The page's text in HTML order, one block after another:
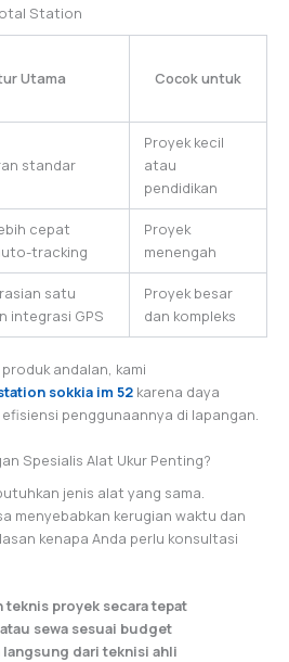
Station
Utama Cocok untuk
standar
Proyek kecil
atau
pendidikan
cepat
tracking
Proyek
menengah
satu
integrasi GPS
Proyek besar
dan kompleks
andalan, kami
sokkia im 52 karena daya
penggunaannya di lapangan.
Spesialis Alat Ukur Penting?
jenis alat yang sama.
menyebabkan kerugian waktu dan
kenapa Anda perlu konsultasi
proyek secara tepat
sewa sesuai budget
dari teknisi ahli